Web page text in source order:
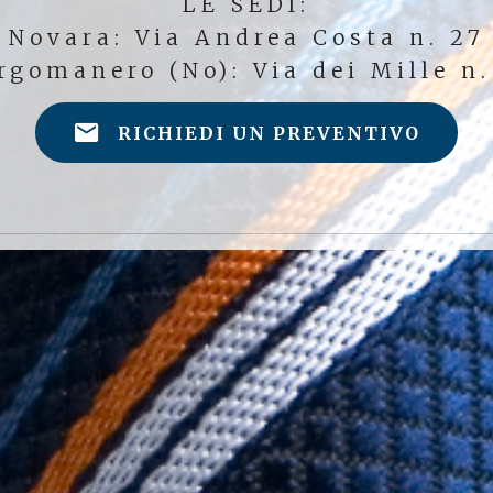
Novara: Via Andrea Costa n. 27
(No): Via dei Mille n.
RICHIEDI UN PREVENTIVO